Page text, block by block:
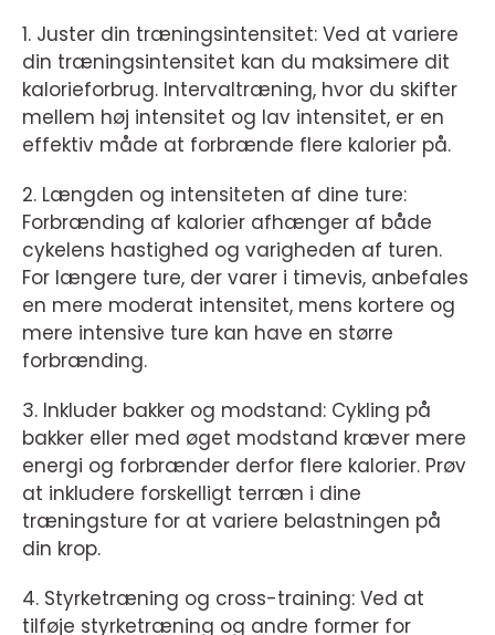
1. Juster din træningsintensitet: Ved at variere
din træningsintensitet kan du maksimere dit
kalorieforbrug. Intervaltræning, hvor du skifter
mellem høj intensitet og lav intensitet, er en
effektiv måde at forbrænde flere kalorier på.
2. Længden og intensiteten af dine ture:
Forbrænding af kalorier afhænger af både
cykelens hastighed og varigheden af turen.
For længere ture, der varer i timevis, anbefales
en mere moderat intensitet, mens kortere og
mere intensive ture kan have en større
forbrænding.
3. Inkluder bakker og modstand: Cykling på
bakker eller med øget modstand kræver mere
energi og forbrænder derfor flere kalorier. Prøv
at inkludere forskelligt terræn i dine
træningsture for at variere belastningen på
din krop.
4. Styrketræning og cross-training: Ved at
tilføje styrketræning og andre former for